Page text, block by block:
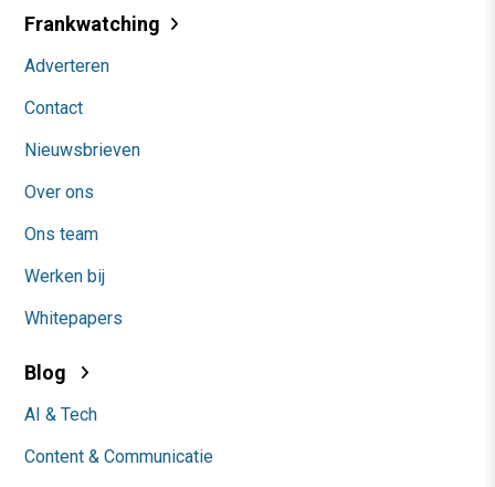
Frankwatching
Adverteren
Contact
Nieuwsbrieven
Over ons
Ons team
Werken bij
Whitepapers
Blog
AI & Tech
Content & Communicatie